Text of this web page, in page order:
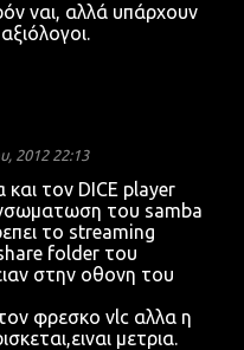
ναι, αλλά υπάρχουν
2012 22:13
τον DICE player
του samba
το streaming
folder του
στην οθονη του
φρεσκο vlc αλλα η
μετρια.